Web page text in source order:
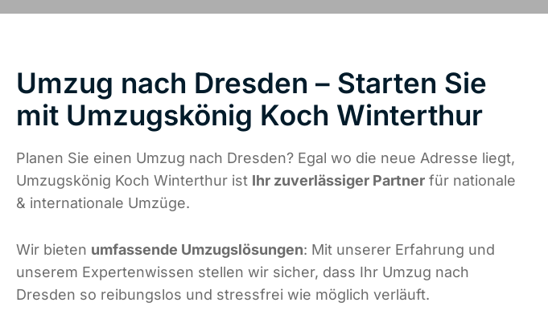
Umzug nach Dresden – Starten Sie
mit Umzugskönig Koch Winterthur
Planen Sie einen Umzug nach Dresden? Egal wo die neue Adresse liegt,
Umzugskönig Koch Winterthur ist Ihr zuverlässiger Partner für nationale
& internationale Umzüge.
Wir bieten umfassende Umzugslösungen: Mit unserer Erfahrung und
unserem Expertenwissen stellen wir sicher, dass Ihr Umzug nach
Dresden so reibungslos und stressfrei wie möglich verläuft.